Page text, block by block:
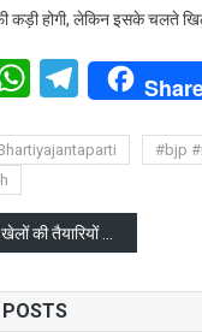
कड़ी होगी, लेकिन इसके चलते
WhatsApp
#bjp
के संबंध में समीक्षा बैठक आयोजित
POSTS